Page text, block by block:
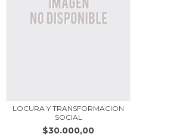
LOCURA Y TRANSFORMACION
SOCIAL
$30.000,00